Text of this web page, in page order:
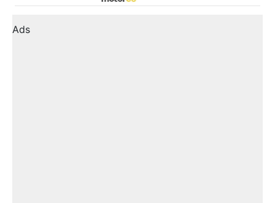
Ads